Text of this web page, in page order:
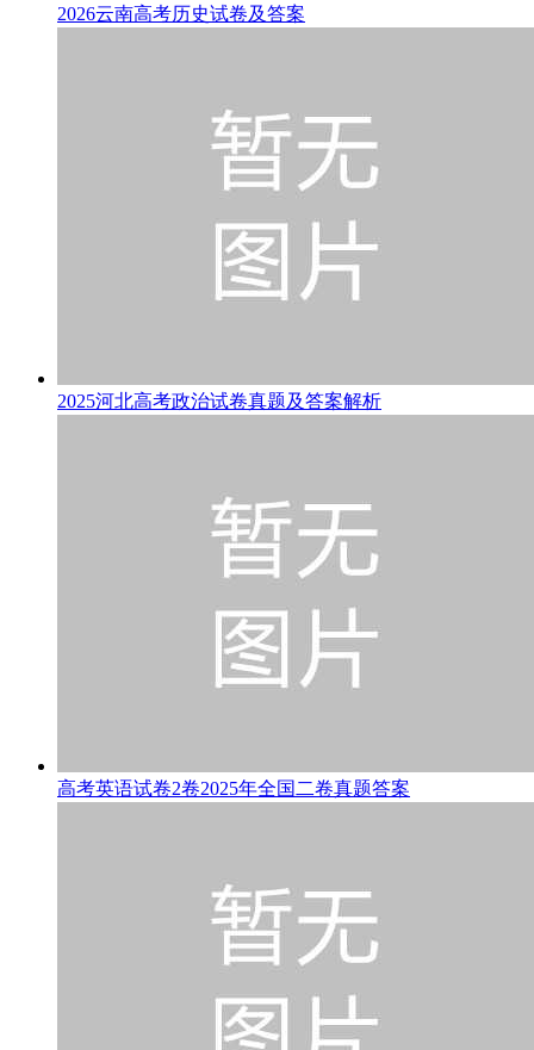
2026云南高考历史试卷及答案
2025河北高考政治试卷真题及答案解析
高考英语试卷2卷2025年全国二卷真题答案